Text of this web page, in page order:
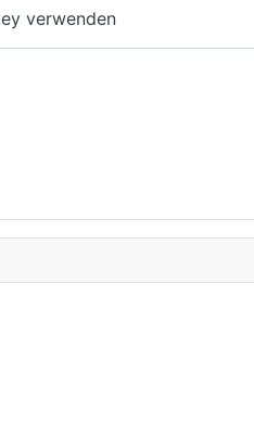
verwenden